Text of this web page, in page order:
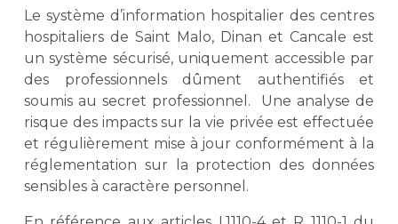
Le système d’information hospitalier des centres
hospitaliers de Saint Malo, Dinan et Cancale est
un système sécurisé, uniquement accessible par
des professionnels dûment authentifiés et
soumis au secret professionnel.
Une analyse de
risque des impacts sur la vie privée est effectuée
et régulièrement mise à jour conformément à la
réglementation sur la protection des données
sensibles à caractère personnel.